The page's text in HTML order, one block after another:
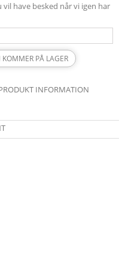
have besked når vi igen har
PÅ LAGER
INFORMATION